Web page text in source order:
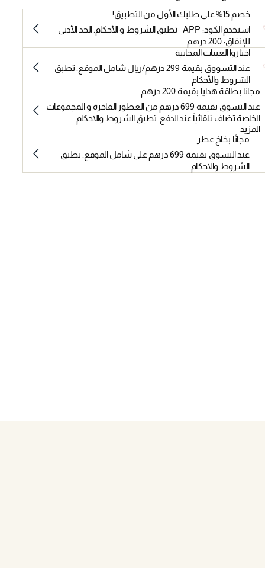
خصم 15% على طلبك الأول من التطبيق!
استخدم الكود: APP | تطبق الشروط و الأحكام. الحد الأدنى
للإنفاق: 200 درهم
اختاروا العينات المجانية
عند التسووق بقيمة 299 درهم/ريال شامل الموقع. تطبق
الشروط والأحكام
مجانا بطاقة هدايا بقيمة 200 درهم
عند التسوق بقيمة 699 درهم من العطور الفاخرة و المجموعات
الخاصة تضاف تلقائياً عند الدفع. تطبق الشروط والاحكام
المزيد
مجانًا بخاخ عطر
عند التسوق بقيمة 699 درهم على شامل الموقع. تطبق
الشروط والاحكام